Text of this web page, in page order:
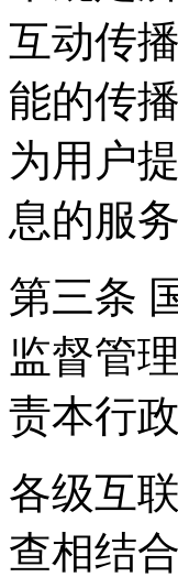
互动传
能的传
为用户
息的服务
第三条
监督管
责本行
各级互
查相结